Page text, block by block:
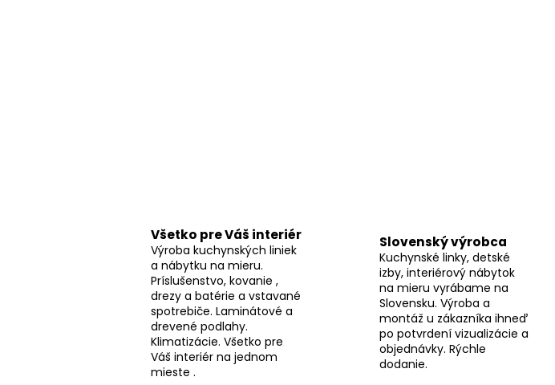
Všetko pre Váš interiér
Výroba kuchynských liniek
a nábytku na mieru.
Príslušenstvo, kovanie ,
drezy a batérie a vstavané
spotrebiče. Laminátové a
drevené podlahy.
Klimatizácie. Všetko pre
Váš interiér na jednom
mieste .
Slovenský výrobca
Kuchynské linky, detské
izby, interiérový nábytok
na mieru vyrábame na
Slovensku. Výroba a
montáž u zákazníka ihneď
po potvrdení vizualizácie a
objednávky. Rýchle
dodanie.